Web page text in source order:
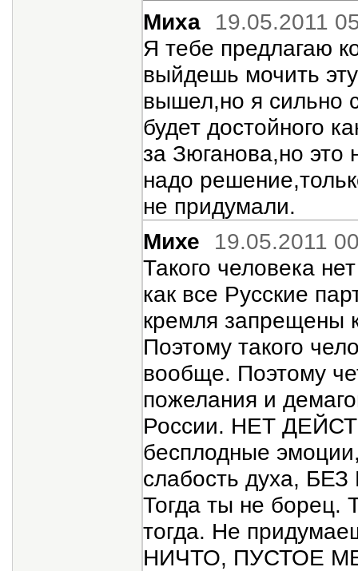
Миха
19.05.2011
Я тебе предлагаю
выйдешь мочить
вышел,но я сильно
будет достойного
за Зюганова,но это
надо
не придумали.
Михе
19.05.2011
Такого человека
как все Русские
кремля запрещены
Поэтому такого
вообще. Поэтому
пожелания и
России. НЕТ
бесплодные
слабость духа,
Тогда ты не борец.
тогда. Не
НИЧТО, ПУСТОЕ